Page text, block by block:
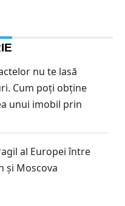
nu te lasă
Cum poți obține
unui imobil prin
al Europei între
și Moscova